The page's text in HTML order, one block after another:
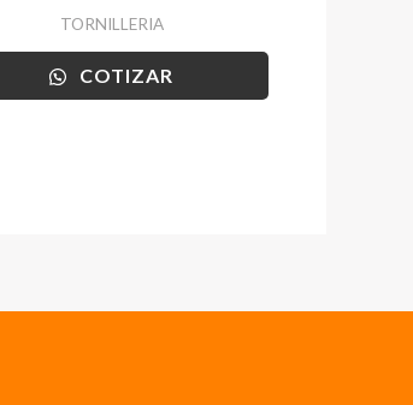
TORNILLERIA
COTIZAR